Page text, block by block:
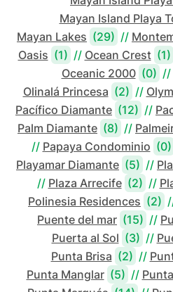
Mayan Island Playa
Mayan Lakes (29) //
Oasis (1) // Ocean Crest (1)
Oceanic 2000 (0) //
Olinalá Princesa (2) //
Pacífico Diamante (12) //
Palm Diamante (8) //
// Papaya Condominio (0)
Playamar Diamante (5) //
// Plaza Arrecife (2) //
Polinesia Residences (2)
Puente del mar (15) //
Puerta al Sol (3) //
Punta Brisa (2) //
Punta Manglar (5) //